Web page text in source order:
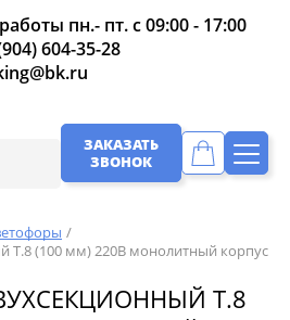
пн.- пт. с 09:00 - 17:00
604-35-28
ЗАКАЗАТЬ
ЗВОНОК
Т.8 (100 мм) 220В монолитный корпус
Т.8